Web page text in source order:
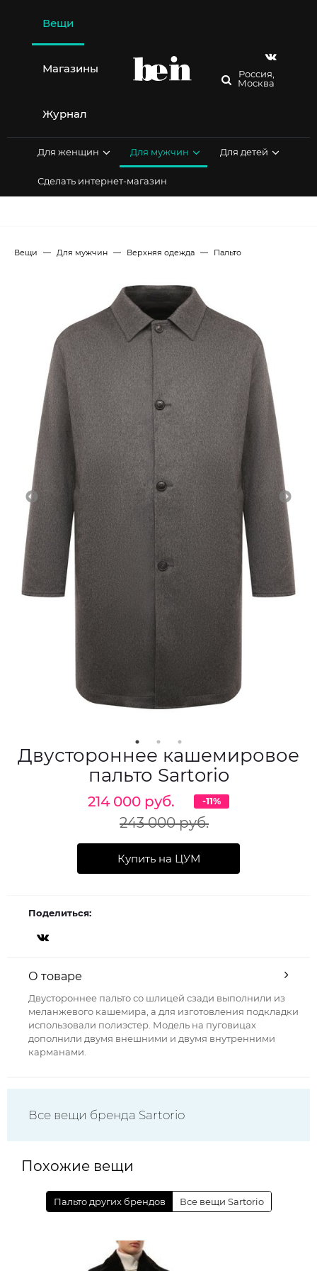
содержимому
Вещи
Магазины
Журнал
Россия,
Москва
Для женщин Для мужчин Для детей
Сделать интернет-магазин
Вещи Для мужчин Верхняя одежда Пальто
Двустороннее кашемировое
пальто Sartorio
214 000 руб.
243 000 руб.
-11%
Купить на ЦУМ
Поделиться:
О товаре
Двустороннее пальто со шлицей сзади выполнили из
меланжевого кашемира, а для изготовления подкладки
использовали полиэстер. Модель на пуговицах
дополнили двумя внешними и двумя внутренними
карманами.
Все вещи бренда Sartorio
Похожие вещи
Пальто других брендов Все вещи Sartorio